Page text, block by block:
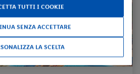
TUTTI I COOKIE
SENZA ACCETTARE
LA SCELTA